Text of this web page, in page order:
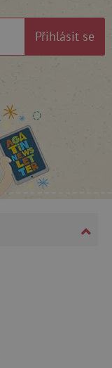
Přihlásit se
.agatinsvet.cz
CookieScript
www.agatinsvet.cz